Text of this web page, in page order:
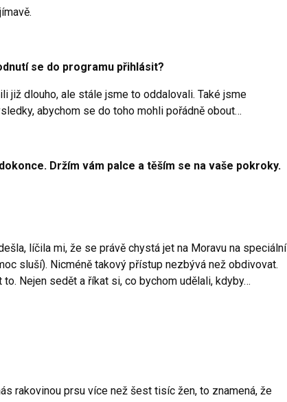
se do programu přihlásit?
již dlouho, ale stále jsme to oddalovali. Také jsme
abychom se do toho mohli pořádně obout…
Držím vám palce a těším se na vaše pokroky.
líčila mi, že se právě chystá jet na Moravu na speciální
sluší). Nicméně takový přístup nezbývá než obdivovat.
Nejen sedět a říkat si, co bychom udělali, kdyby…
rakovinou prsu více než šest tisíc žen, to znamená, že